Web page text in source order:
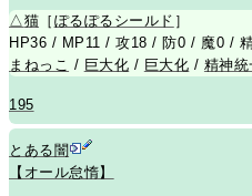
△ 猫 ［ ぽるぽるシールド ］
HP36 / MP11 / 攻18 / 防0 / 魔0 /
まねっこ / 巨大化 / 巨大化 / 精神統
195
とある闇
【オール怠惰】